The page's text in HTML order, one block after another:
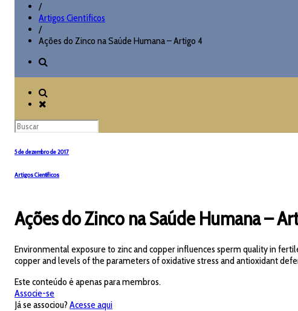
/
Artigos Científicos
/
Ações do Zinco na Saúde Humana – Artigo 4
5 de dezembro de 2017
Artigos Científicos
Ações do Zinco na Saúde Humana –
Environmental exposure to zinc and copper influences sperm quality in
copper and levels of the parameters of oxidative stress and antioxidant
Este conteúdo é apenas para membros.
Associe-se
Já se associou? Acesse aqui